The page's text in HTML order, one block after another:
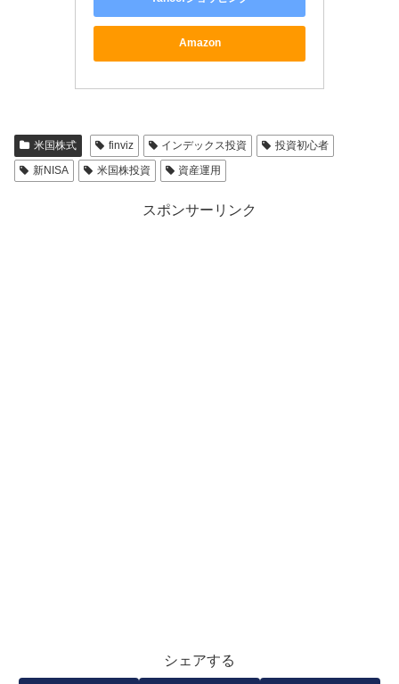
Amazon
米国株式 finviz インデックス投資
投資初心者
新NISA
米国株投資 資産運用
スポンサーリンク
シェアする